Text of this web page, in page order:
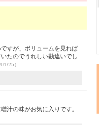
すが、ボリュームを見れば
たのでうれしい勘違いでし
25）
汁の味がお気に入りです。